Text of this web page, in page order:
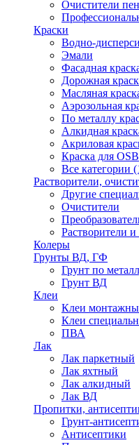
Очистители
Краски
Водно-
Эмали
Фасадная
Дорожная
Масляная
Аэрозольная
По металлу
Алкидная
Акриловая
Краска для OSB
Все категории
Растворители,
Другие
Очистители
Растворители
Колеры
Грунты ВД, ГФ
Грунт по
Грунт ВД
Клеи
Клеи
Клеи
ПВА
Лак
Лак паркетный
Лак яхтный
Лак алкидный
Лак ВД
Пропитки,
Грунт-
Антисептики